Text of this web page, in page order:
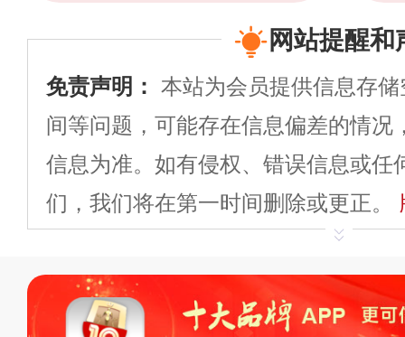
网站提醒和
免责声明： 本站为会员提供信息存
间等问题，可能存在信息偏差的情况
信息为准。如有侵权、错误信息或任
们，我们将在第一时间删除或更正。
平台自有内容（文字
标、LOGO 等）知识产权归本站所
复制、转载、商用。本站不生产产